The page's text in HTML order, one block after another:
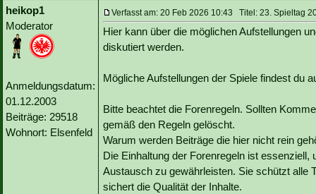
heikop1
Moderator
Anmeldungsdatum:
01.12.2003
Beiträge: 29518
Wohnort: Elsenfeld
Verfasst am: 20 Feb 2026 10:43 Titel: 23. Spieltag
Hier kann über die möglichen Aufstellungen
diskutiert werden.
Mögliche Aufstellungen der Spiele findest du
Bitte beachtet die Forenregeln. Sollten
gemäß den Regeln gelöscht.
Warum werden Beiträge die hier nicht rein
Die Einhaltung der Forenregeln ist
Austausch zu gewährleisten. Sie schützt alle
sichert die Qualität der Inhalte.